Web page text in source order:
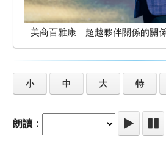
小 中 大 特
朗讀：